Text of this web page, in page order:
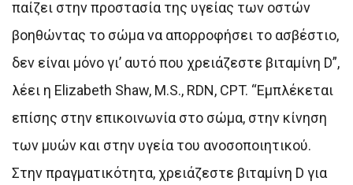
παίζει στην προστασία της υγείας των οστών
βοηθώντας το σώμα να απορροφήσει το ασβέστιο,
δεν είναι μόνο γι’ αυτό που χρειάζεστε βιταμίνη D”,
λέει η Elizabeth Shaw, M.S., RDN, CPT. “Εμπλέκεται
επίσης στην επικοινωνία στο σώμα, στην κίνηση
των μυών και στην υγεία του ανοσοποιητικού.
Στην πραγματικότητα, χρειάζεστε βιταμίνη D για